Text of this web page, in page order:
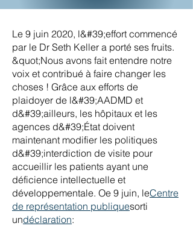
Le 9 juin 2020, l&#39;effort commencé
par le Dr Seth Keller a porté ses fruits.
&quot;Nous avons fait entendre notre
voix et contribué à faire changer les
choses ! Grâce aux efforts de
plaidoyer de l&#39;AADMD et
d&#39;ailleurs, les hôpitaux et les
agences d&#39;État doivent
maintenant modifier les politiques
d&#39;interdiction de visite pour
accueillir les patients ayant une
déficience intellectuelle et
développementale. Oe 9 juin, leCentre
de représentation publiquesorti
undéclaration: